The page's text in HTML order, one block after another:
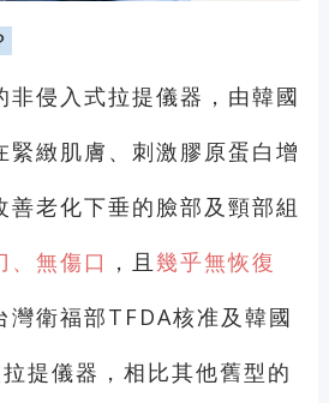
非侵入式拉提儀器，由韓國
緊緻肌膚、刺激膠原蛋白增
善老化下垂的臉部及頸部組
、無傷口 ，且 幾乎無恢復
灣衛福部TFDA核准及韓國
提儀器，相比其他舊型的